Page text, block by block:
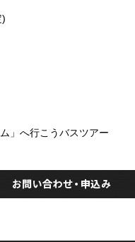
」へ行こうバスツアー